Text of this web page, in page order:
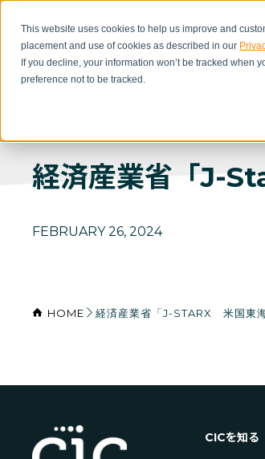
This website uses cookies to help us improve and
placement and use of cookies as described in our
If you decline, your information won’t be tracked when
preference not to be tracked.
経済産業省「J-
FEBRUARY 26, 2024
HOME 経済産業省「J-STARX 米国東海
CICを知る